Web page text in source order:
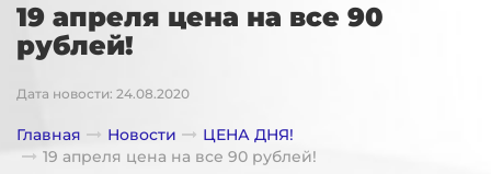
19 апреля цена на все 90
рублей!
Дата новости: 24.08.2020
Главная Новости
ЦЕНА ДНЯ!
19 апреля цена на все 90 рублей!